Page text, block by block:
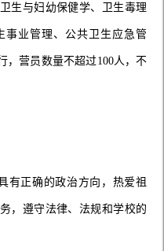
生与妇幼保健学、卫生毒理
事业管理、公共卫生应急管
，营员数量不超过 100人，不
有正确的政治方向，热爱祖
，遵守法律、法规和学校的